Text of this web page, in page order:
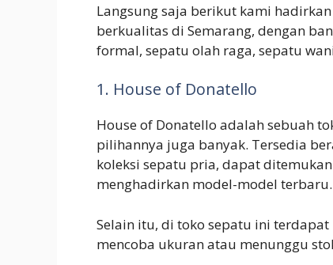
Langsung saja berikut kami
berkualitas di Semarang, dengan
formal, sepatu olah raga, sepatu
1. House of Donatello
House of Donatello adalah sebuah
pilihannya juga banyak. Tersedia
koleksi sepatu pria, dapat
menghadirkan model-model terbaru.
Selain itu, di toko sepatu ini
mencoba ukuran atau menunggu